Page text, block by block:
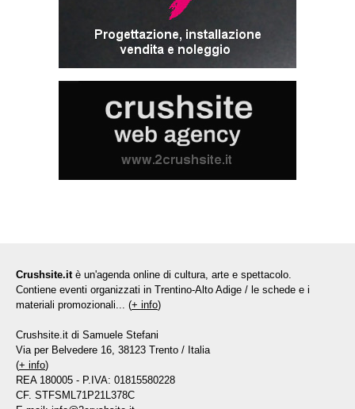
Crushsite.it è un'agenda online di cultura, arte e spettacolo.
Contiene eventi organizzati in Trentino-Alto Adige / le schede e i
materiali promozionali... (+ info)
Crushsite.it di Samuele Stefani
Via per Belvedere 16, 38123 Trento / Italia
(+ info)
REA 180005 - P.IVA: 01815580228
CF. STFSML71P21L378C